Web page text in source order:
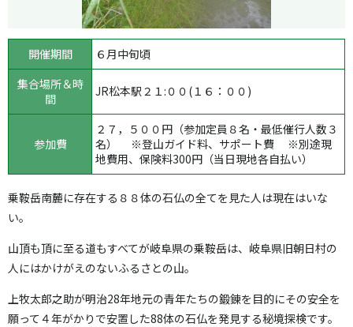
開催期間
６月中旬頃
集合場所＆時
間
JR松本駅２１:００(１６：００)
参加費
２７，５００円（参加定員８名・最低催行人数３
名） ※登山ガイド料、サポート費 ※別途現
地費用、保険料300円（当日現地各自払い）
乗鞍岳南麓に存在する８８体の石仏の全てを見た人は現在はいな
い。
山頂も頂に至る道もすべてが岐阜県の乗鞍岳は、岐阜県旧朝日村の
人にはかけがえのないふるさとの山。
上牧太郎之助が明治28年地元の青年たちの鍛錬を目的にその安全を
願って４年がかりで安置した88体の石仏を発見する秘境探検です。